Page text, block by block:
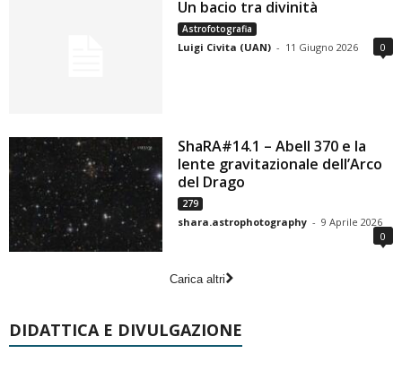
Un bacio tra divinità
Astrofotografia
Luigi Civita (UAN) - 11 Giugno 2026 0
ShaRA#14.1 – Abell 370 e la
lente gravitazionale dell’Arco
del Drago
279
shara.astrophotography - 9 Aprile 2026
0
Carica altri
DIDATTICA E DIVULGAZIONE